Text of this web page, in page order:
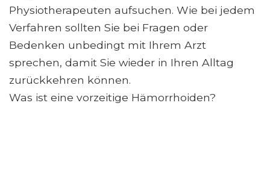
Physiotherapeuten aufsuchen. Wie bei jedem
Verfahren sollten Sie bei Fragen oder
Bedenken unbedingt mit Ihrem Arzt
sprechen, damit Sie wieder in Ihren Alltag
zurückkehren können.
Was ist eine vorzeitige Hämorrhoiden?